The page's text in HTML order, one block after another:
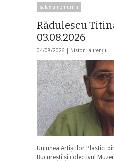
galaxia nemuririi
Rădulescu
03.08.2026
04/08/2026 | Nistor Laurențiu
Uniunea Artiștilor Plastici
București și colectivul